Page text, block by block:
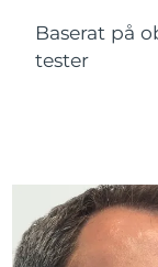
Baserat på
tester
FOREO APP
Kuwait
Litauen